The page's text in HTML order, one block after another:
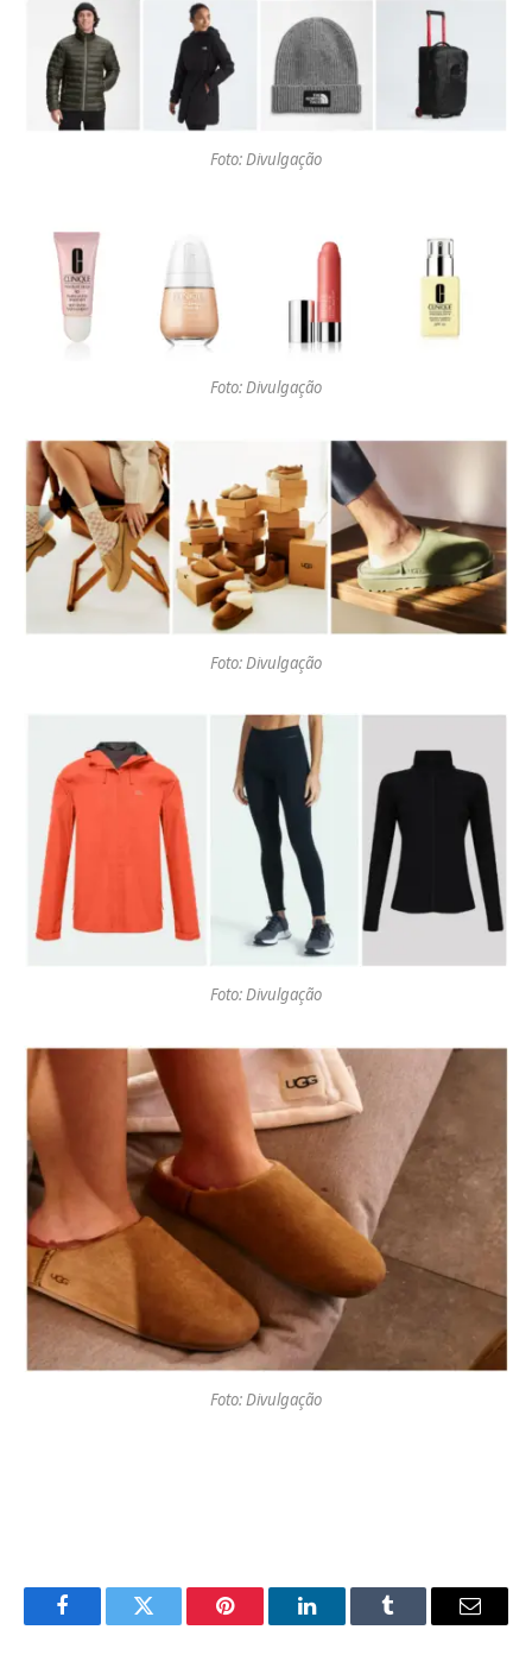
Foto: Divulgação
Foto: Divulgação
Foto: Divulgação
Foto: Divulgação
Foto: Divulgação
FacebookTwitter Pinterest LinkedInTumblr Email